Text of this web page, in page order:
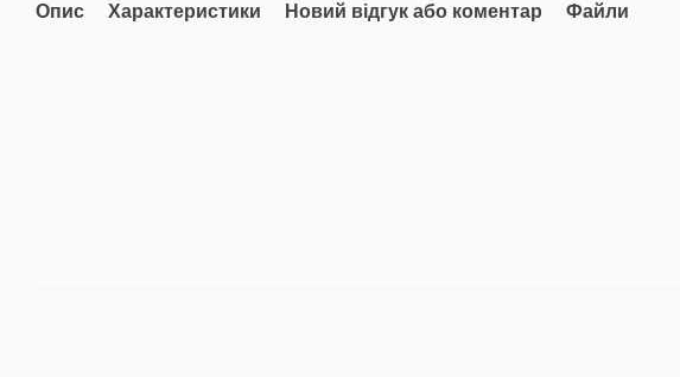
Опис Характеристики Новий відгук або коментар Файли